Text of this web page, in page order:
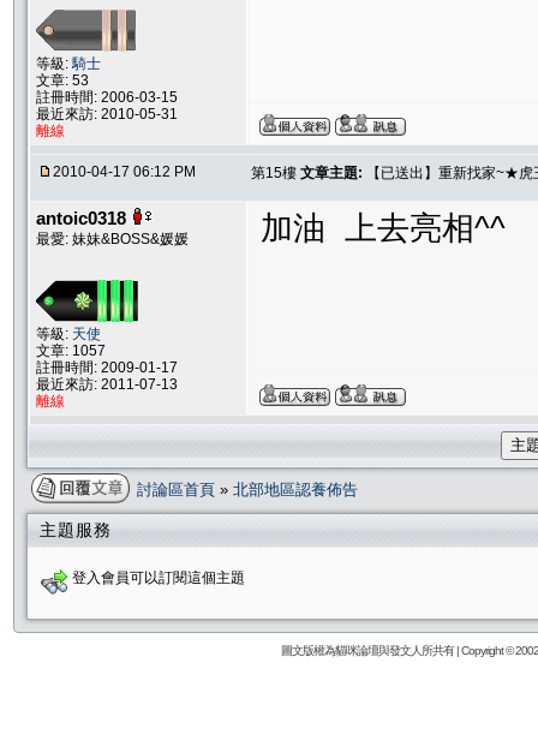
等級:騎士
文章: 53
註冊時間: 2006-03-15
最近來訪: 2010-05-31
離線
2010-04-17 06:12 PM 第15樓 文章主題: 【已送出】重新找家~★
antoic0318
最愛: 妹妹&BOSS&媛媛
等級: 天使
文章: 1057
註冊時間: 2009-01-17
最近來訪: 2011-07-13
離線
加油 上去亮相^^
主
討論區首頁 » 北部地區認養佈告
主題服務
登入會員可以訂閱這個主題
圖文版權為貓咪論壇與發文人所共有 | Copyright ©